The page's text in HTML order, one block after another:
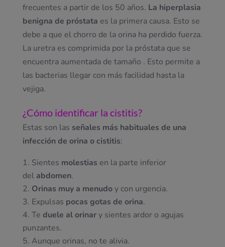
frecuentes a partir de los 50 años. La hiperplasia
benigna de próstata es la primera causa. Esto se
debe a que el chorro de la orina ha perdido fuerza.
La uretra es comprimida por la próstata que se
encuentra aumentada de tamaño . Esto permite a
las bacterias llegar con más facilidad hasta la
vejiga.
¿Cómo identificar la cistitis?
Estas son las señales más habituales de una
infección de orina o cistitis:
Sientes molestias en la parte inferior
del abdomen.
Orinas muy a menudoy con urgencia.
Expulsas pocas gotas de orina.
Te duele al orinary sientes ardor o agujas
punzantes.
Aunque orinas, no te alivia.